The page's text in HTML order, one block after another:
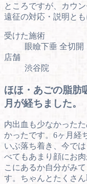
ところですが、カウ
遠征の対応・説明と
受けた施術
眼瞼下垂 全切開
店舗
渋谷院
ほほ・あごの脂肪
月が経ちました。
内出血も少なかった
かったです。6ヶ月経
いぶ落ち着き、今で
べてもあまり顔にお
こにあるか自分がみ
す。ちゃんとたくさ